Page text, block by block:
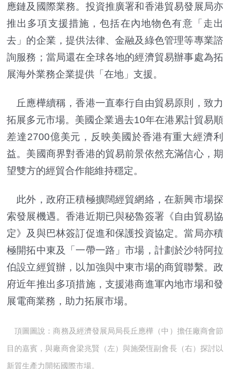
應鏈及國際業務。投資推廣署和香港貿易發展局亦
推出多項支援措施，包括在內地物色有意「走出
去」的企業，提供法律、金融及綠色管理等專業諮
詢服務；當局還在全球各地的經濟貿易辦事處為拓
展海外業務企業提供「在地」支援。
丘應樺續稱，香港一直奉行自由貿易原則，致力
拓展多元市場。美國企業過去10年在港累計貿易順
差達2700億美元，反映美國於香港有重大經濟利
益。美國商界對香港的貿易前景依然充滿信心，期
望雙方的經貿合作能維持穩定。
此外，政府正積極擴闊經貿網絡，在新興市場探
索發展機遇。香港近期已與秘魯簽署《自由貿易協
定》及與巴林簽訂促進和保護投資協定。當局亦積
極開拓中東及「一帶一路」市場，計劃於沙特阿拉
伯設立經貿辦，以加強與中東市場的商貿聯繫。政
府近年推出多項措施，支援港商進軍內地市場和發
展電商業務，助力拓展市場。
頂圖圖說：商務及經濟發展局局長丘應樺（中）擔任廠商會節
目的嘉賓，與廠商會梁兆賢（左）與施榮恆副會長（右）探討以
新質生產力開拓國際市場。